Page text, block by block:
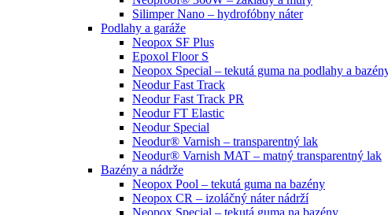
Silimper Nano – hydrofóbny náter
Podlahy a garáže
Neopox SF Plus
Epoxol Floor S
Neopox Special – tekutá guma na podlahy a
Neodur Fast Track
Neodur Fast Track PR
Neodur FT Elastic
Neodur Special
Neodur® Varnish – transparentný lak
Neodur® Varnish MAT – matný transparentný lak
Bazény a nádrže
Neopox Pool – tekutá guma na bazény
Neopox CR – izoláčný náter nádrží
Neopox Special – tekutá guma na bazény